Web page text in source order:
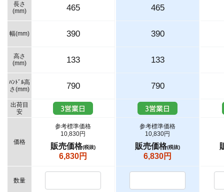
長さ
(mm)
幅(mm)
高さ
(mm)
ﾊﾝﾄﾞﾙ高
さ(mm)
出荷目
安
価格
数量
465
390
133
790
参考標準価格
10,830円
販売価格(税抜)
6,830円
465
390
133
790
参考標準価格
10,830円
販売価格(税抜)
6,830円